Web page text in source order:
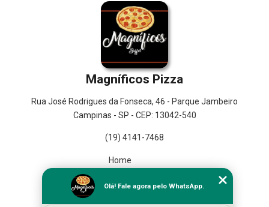
Magníficos Pizza
Rua José Rodrigues da Fonseca, 46 - Parque Jambeiro
Campinas - SP - CEP: 13042-540
(19) 4141-7468
Home
Missão
Olá! Fale agora pelo WhatsApp.